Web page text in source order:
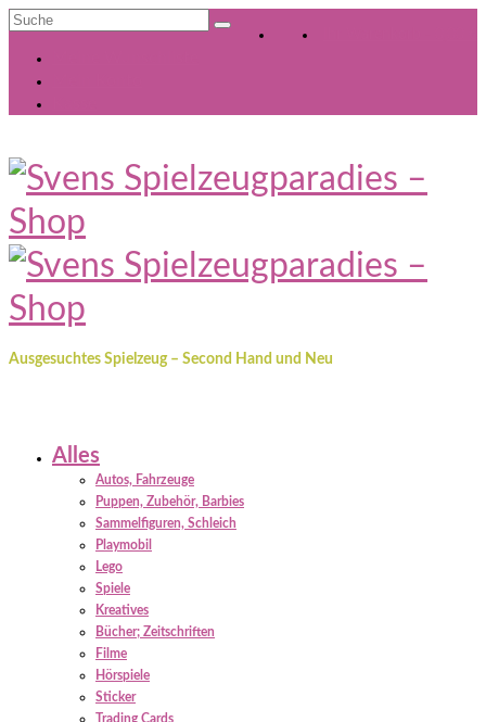
Suche
Ausgesuchtes Spielzeug – Second Hand und Neu
Alles
Autos, Fahrzeuge
Puppen, Zubehör, Barbies
Sammelfiguren, Schleich
Playmobil
Lego
Spiele
Kreatives
Bücher; Zeitschriften
Filme
Hörspiele
Sticker
Trading Cards